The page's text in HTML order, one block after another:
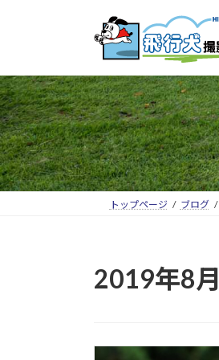
トップページ ブログ
2019年8月